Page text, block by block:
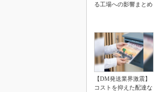
る工場への影響まとめ
【DM発送業界激震】
コストを抑えた配達な